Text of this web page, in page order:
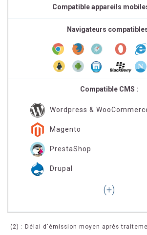
Compatible appareils
Navigateurs
Compatible CMS :
Wordpress &
Magento
PrestaShop
Drupal
(2) : Délai d'émission moyen après